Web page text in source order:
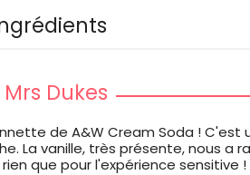
Dukes
de A&W Cream Soda ! C'est
La vanille, très présente, nous a
que pour l'expérience sensitive !